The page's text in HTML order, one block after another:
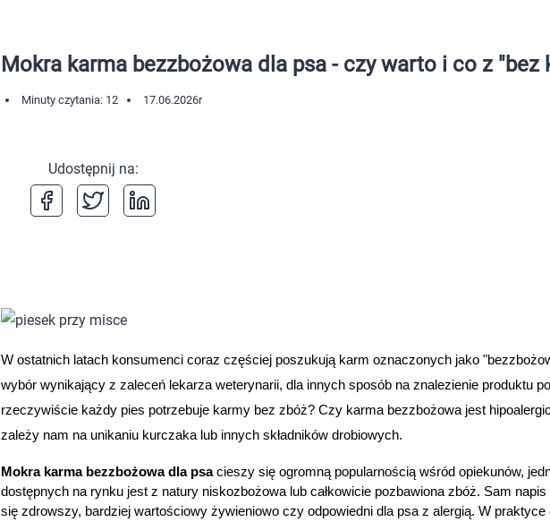
Mokra karma bezzbożowa dla psa - czy warto i co z "bez
Minuty czytania: 12 17.06.2026r
Udostępnij na:
W ostatnich latach konsumenci coraz częściej poszukują karm oznaczonych jako
wybór wynikający z zaleceń lekarza weterynarii, dla innych sposób na znalezienie produktu
rzeczywiście każdy pies potrzebuje karmy bez zbóż? Czy karma bezzbożowa jest
zależy nam na unikaniu kurczaka lub innych składników drobiowych.
Mokra karma bezzbożowa dla psa cieszy się ogromną popularnością wśród opiekunów,
dostępnych na rynku jest z natury niskozbożowa lub całkowicie pozbawiona zbóż. Sam
się zdrowszy, bardziej wartościowy żywieniowo czy odpowiedni dla psa z alergią. W